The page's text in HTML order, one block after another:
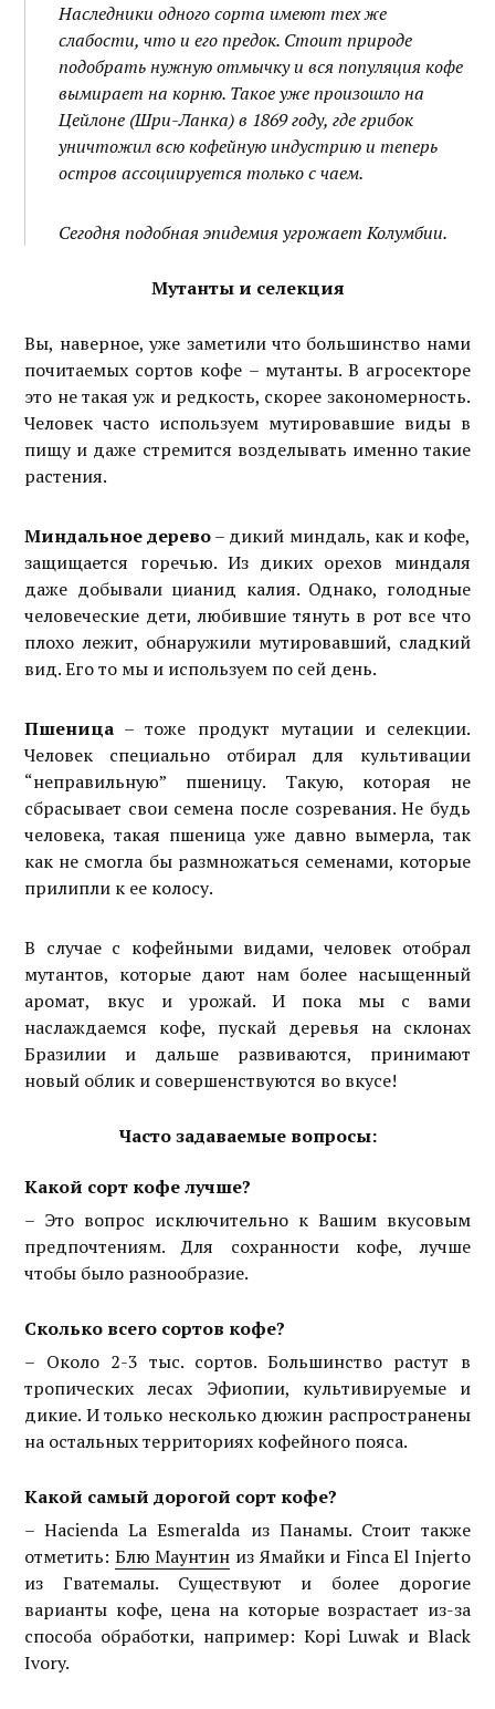
Наследники одного сорта имеют тех же
слабости, что и его предок. Стоит природе
подобрать нужную отмычку и вся популяция кофе
вымирает на корню. Такое уже произошло на
Цейлоне (Шри-Ланка) в 1869 году, где грибок
уничтожил всю кофейную индустрию и теперь
остров ассоциируется только с чаем.
Сегодня подобная эпидемия угрожает Колумбии.
Мутанты и селекция
Вы, наверное, уже заметили что большинство нами
почитаемых сортов кофе – мутанты. В агросекторе
это не такая уж и редкость, скорее закономерность.
Человек часто используем мутировавшие виды в
пищу и даже стремится возделывать именно такие
растения.
Миндальное дерево– дикий миндаль, как и кофе,
защищается горечью. Из диких орехов миндаля
даже добывали цианид калия. Однако, голодные
человеческие дети, любившие тянуть в рот все что
плохо лежит, обнаружили мутировавший, сладкий
вид. Его то мы и используем по сей день.
Пшеница – тоже продукт мутации и селекции.
Человек специально отбирал для культивации
“неправильную” пшеницу. Такую, которая не
сбрасывает свои семена после созревания. Не будь
человека, такая пшеница уже давно вымерла, так
как не смогла бы размножаться семенами, которые
прилипли к ее колосу.
В случае с кофейными видами, человек отобрал
мутантов, которые дают нам более насыщенный
аромат, вкус и урожай. И пока мы с вами
наслаждаемся кофе, пускай деревья на склонах
Бразилии и дальше развиваются, принимают
новый облик и совершенствуются во вкусе!
Часто задаваемые вопросы:
Какой сорт кофе лучше?
– Это вопрос исключительно к Вашим вкусовым
предпочтениям. Для сохранности кофе, лучше
чтобы было разнообразие.
Сколько всего сортов кофе?
– Около 2-3 тыс. сортов. Большинство растут в
тропических лесах Эфиопии, культивируемые и
дикие. И только несколько дюжин распространены
на остальных территориях кофейного пояса.
Какой самый дорогой сорт кофе?
– Hacienda La Esmeralda из Панамы. Стоит также
отметить: Блю Маунтин из Ямайки и Finca El Injerto
из Гватемалы. Существуют и более дорогие
варианты кофе, цена на которые возрастает из-за
способа обработки, например: Kopi Luwak и Black
Ivory.